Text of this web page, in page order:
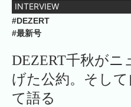
INTERVIEW
#DEZERT
#最新号
DEZERT千秋が
げた公約。そし
て語る